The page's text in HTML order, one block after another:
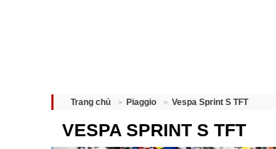
Trang chủ Piaggio Vespa Sprint S TFT
VESPA SPRINT S TFT